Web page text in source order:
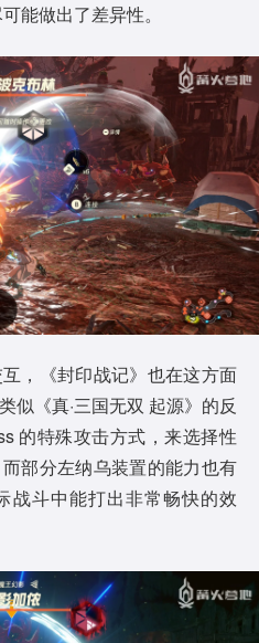
能做出了差异性。
，《封印战记》也在这方面
《真·三国无双 起源》的反
的特殊攻击方式，来选择性
部分左纳乌装置的能力也有
战斗中能打出非常畅快的效